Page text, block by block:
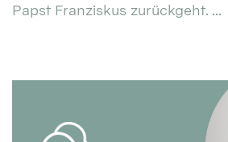
Papst Franziskus zurückgeht. ...